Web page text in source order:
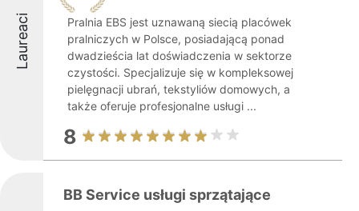
Laureaci
Pralnia EBS jest uznawaną siecią placówek
pralniczych w Polsce, posiadającą ponad
dwadzieścia lat doświadczenia w sektorze
czystości. Specjalizuje się w kompleksowej
pielęgnacji ubrań, tekstyliów domowych, a
także oferuje profesjonalne usługi ...
8
BB Service usługi sprzątające